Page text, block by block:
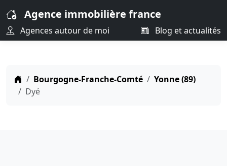
Agence immobilière france
Agences autour de moi Blog et actualités
Bourgogne-Franche-Comté
Yonne (89)
Dyé